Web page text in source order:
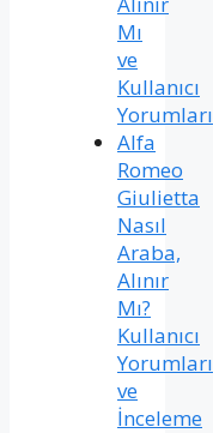
Mı
ve
Kullanıcı
Yorumları
Alfa
Romeo
Giulietta
Nasıl
Araba,
Alınır
Mı?
Kullanıcı
Yorumları
ve
İnceleme